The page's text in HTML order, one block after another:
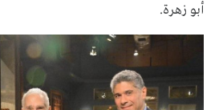
أبو زهرة.